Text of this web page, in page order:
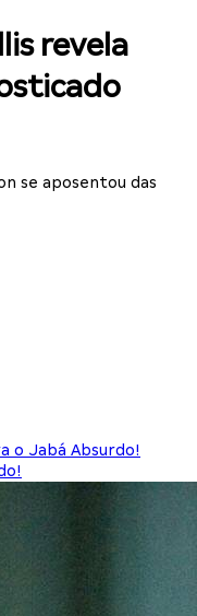
revela
se aposentou das
o Jabá Absurdo!